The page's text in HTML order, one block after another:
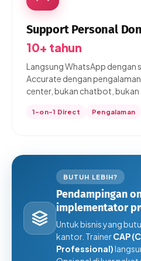
Support Personal
10+ tahun
Langsung WhatsApp dengan
Accurate dengan
center, bukan chatbot, bukan
1-on-1 Direct Pengalaman
BUTUH LEBIH?
Pendampingan
implementator
Untuk bisnis yang
kantor. TrainerCAP
Professional)